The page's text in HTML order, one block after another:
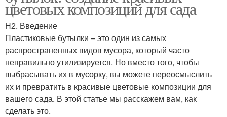
цветовых композиций для сада
H2. Введение
Пластиковые бутылки – это один из самых
распространенных видов мусора, который часто
неправильно утилизируется. Но вместо того, чтобы
выбрасывать их в мусорку, вы можете переосмыслить
их и превратить в красивые цветовые композиции для
вашего сада. В этой статье мы расскажем вам, как
сделать это.